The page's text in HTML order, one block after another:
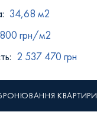
34,68 м2
грн/м2
2 537 470 грн
КВАРТИРИ